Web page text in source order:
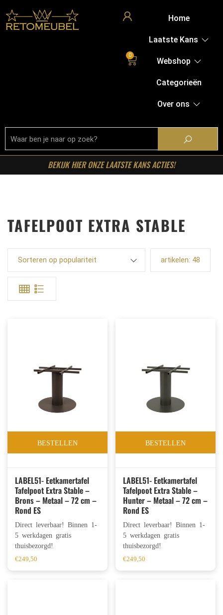
0
Home
Laatste Kans
Webshop
Categorieën
Over ons
BEKIJK HIER ONZE LAATSTE KANS ACTIES!
TAFELPOOT EXTRA STABLE
Sorteren op populariteit artikelen: 48
BESTELLEN
LABEL51- Eetkamertafel
Tafelpoot Extra Stable –
Brons – Metaal – 72 cm –
Rond ES
Direct leverbaar! Binnen 1-
5 werkdagen gratis
thuisbezorgd!
€249,50
BESTELLEN
LABEL51- Eetkamertafel
Tafelpoot Extra Stable –
Hunter – Metaal – 72 cm –
Rond ES
Direct leverbaar! Binnen 1-
5 werkdagen gratis
thuisbezorgd!
€249,50